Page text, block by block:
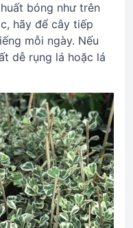
bóng như trên
hãy để cây tiếp
mỗi ngày. Nếu
dễ rụng lá hoặc lá